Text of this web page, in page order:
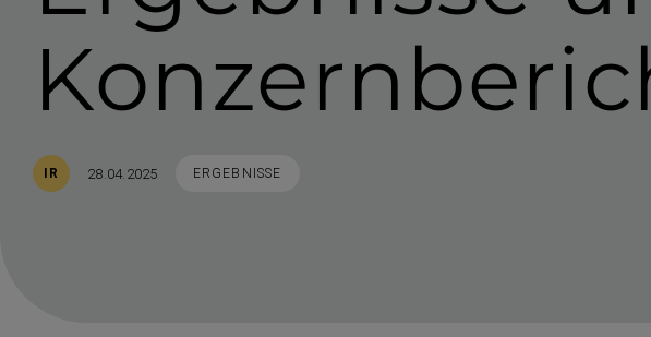
IR Veröffentlicht
28.04.2025 STICHWORTE
ERGEBNISSE